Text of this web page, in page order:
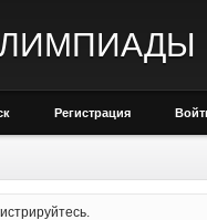
Регистрация